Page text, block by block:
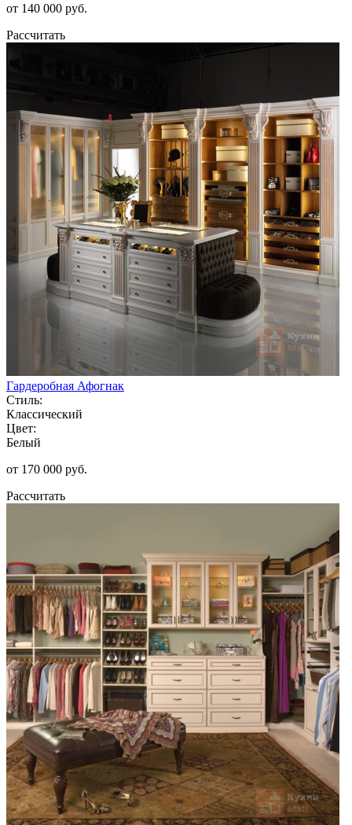
от 140 000 руб.
Рассчитать
Гардеробная Афогнак
Стиль:
Классический
Цвет:
Белый
от 170 000 руб.
Рассчитать